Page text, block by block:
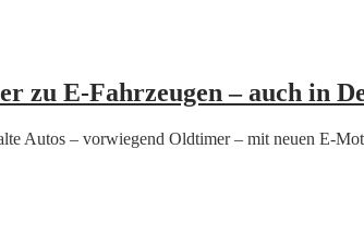
zu E-Fahrzeugen – auch in
Autos – vorwiegend Oldtimer – mit neuen E-